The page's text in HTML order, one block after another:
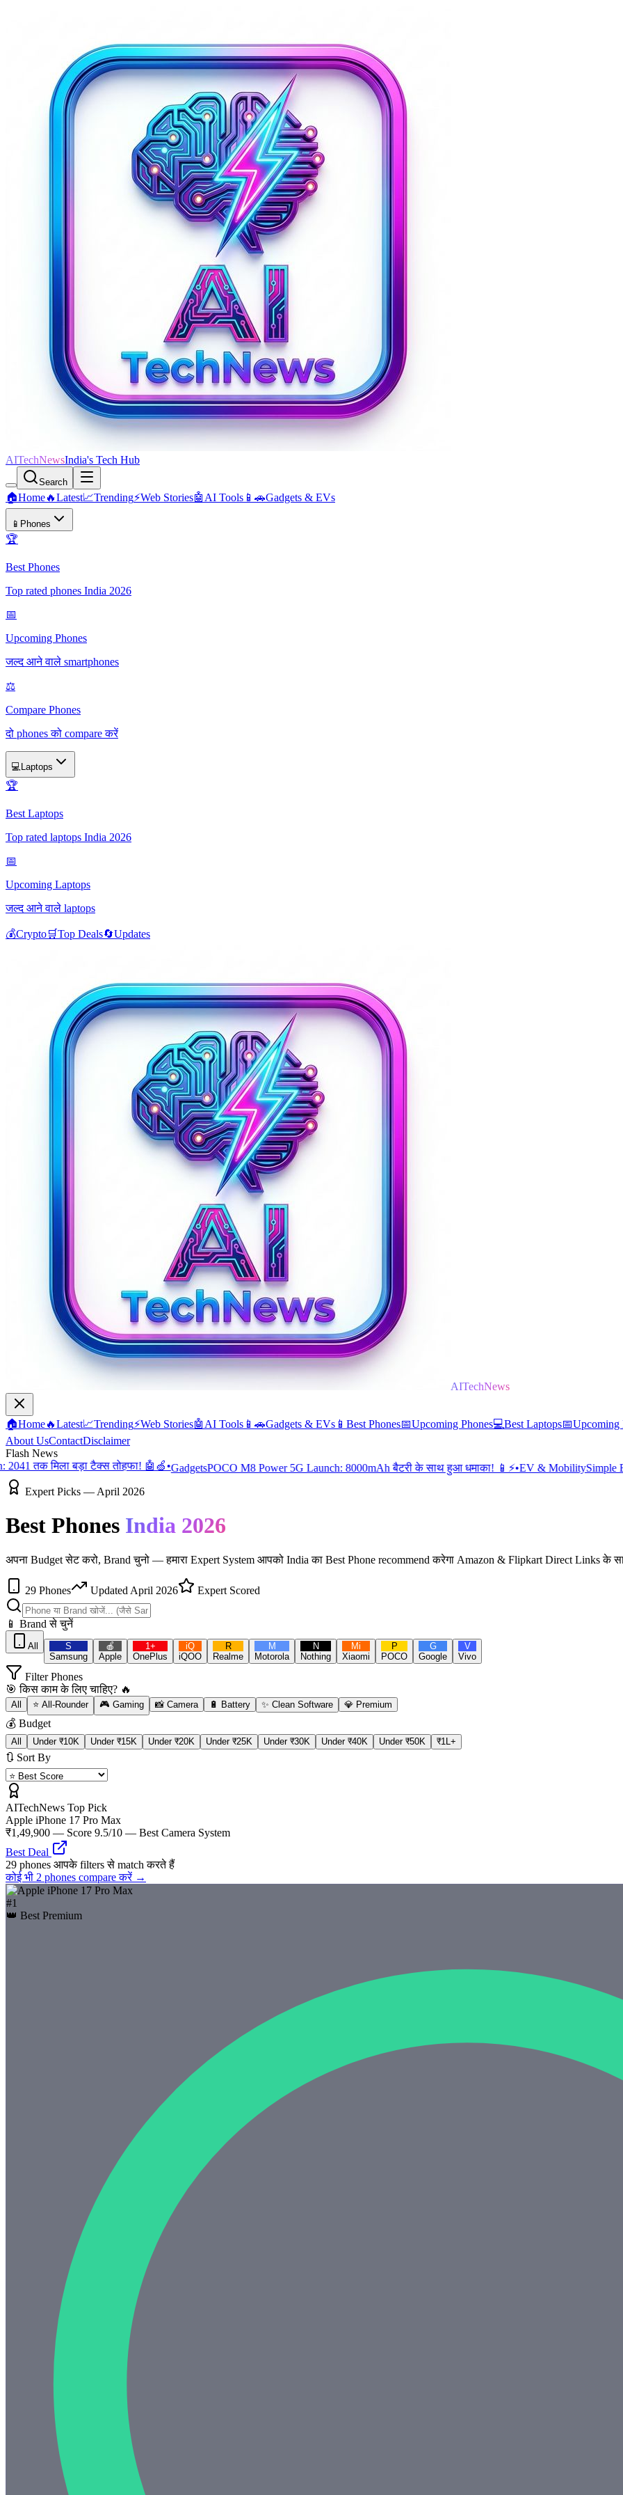
AITechNewsIndia's Tech Hub
Search
🏠Home🔥Latest📈Trending⚡Web Stories🤖 AI Tools 📱🚗Gadgets & EVs
📱 Phones
🏆
Best Phones
Top rated phones India 2026
📅
Upcoming Phones
जल्द आने वाले smartphones
⚖️
Compare Phones
दो phones को compare करें
💻 Laptops
🏆
Best Laptops
Top rated laptops India 2026
📅
Upcoming Laptops
जल्द आने वाले laptops
💰Crypto🛒Top Deals🔄Updates
AITechNews
🏠Home🔥Latest📈Trending⚡Web Stories🤖 AI Tools 📱🚗Gadgets & EVs 📱 Best Phones📅Upcoming Phones💻Best Laptops📅Upcoming
About UsContactDisclaimer
Flash News
मिला बड़ा टैक्स तोहफा! 🤖🍏•GadgetsPOCO M8 Power 5G Launch: 8000mAh बैटरी के साथ हुआ धमाका! 📱⚡•EV & Mobility Simple Energy
Expert Picks — April 2026
Best Phones India 2026
अपना Budget सेट करो, Brand चुनो — हमारा Expert System आपको India का Best Phone recommend करेगा Amazon & Flipkart Direct Links के
29 Phones Updated April 2026 Expert Scored
📱 Brand से चुनें
All
S
Samsung
🍎
Apple
1+
OnePlus
iQ
iQOO
R
Realme
M
Motorola
N
Nothing
Mi
Xiaomi
P
POCO
G
Google
V
Vivo
Filter Phones
🎯 किस काम के लिए चाहिए? 🔥
All ⭐ All-Rounder 🎮 Gaming 📸 Camera 🔋 Battery ✨ Clean Software 💎 Premium
💰 Budget
All Under ₹10K Under ₹15K Under ₹20K Under ₹25K Under ₹30K Under ₹40K Under ₹50K ₹1L+
🔃 Sort By
AITechNews Top Pick
Apple iPhone 17 Pro Max
₹1,49,900 — Score 9.5/10 — Best Camera System
Best Deal
29 phones आपके filters से match करते हैं
कोई भी 2 phones compare करें →
#1
👑 Best Premium